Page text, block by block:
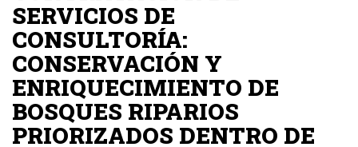
SERVICIOS DE
CONSULTORÍA:
CONSERVACIÓN Y
ENRIQUECIMIENTO DE
BOSQUES RIPARIOS
PRIORIZADOS DENTRO DE